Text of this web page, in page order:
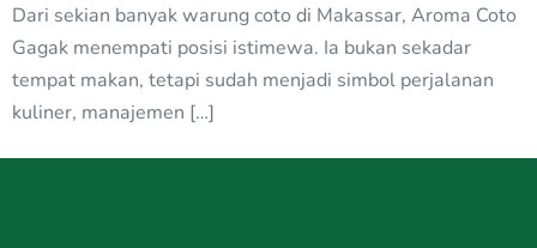
Dari sekian banyak warung coto di Makassar, Aroma Coto
Gagak menempati posisi istimewa. Ia bukan sekadar
tempat makan, tetapi sudah menjadi simbol perjalanan
kuliner, manajemen […]